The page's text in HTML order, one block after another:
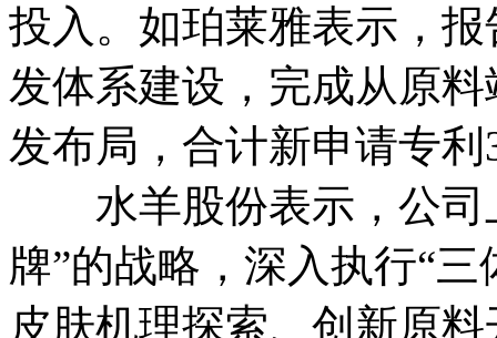
投入。如珀莱雅表示，
发体系建设，完成从原
发布局，合计新申请专
水羊股份表示，公司
牌”的战略，深入执行“
皮肤机理探索、创新原